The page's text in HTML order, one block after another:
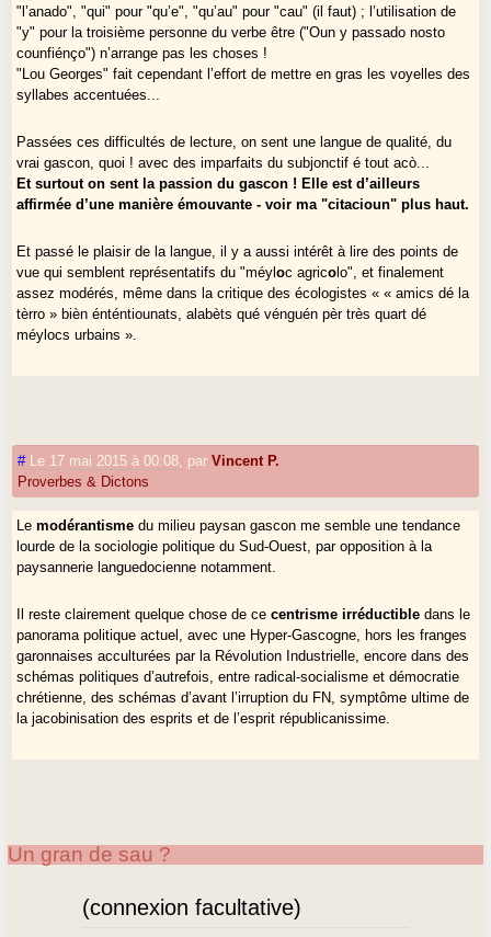
"l’anado", "qui" pour "qu’e", "qu’au" pour "cau" (il faut) ; l’utilisation de
"y" pour la troisième personne du verbe être ("Oun y passado nosto
counfiénço") n’arrange pas les choses !
"Lou Georges" fait cependant l’effort de mettre en gras les voyelles des
syllabes accentuées...
Passées ces difficultés de lecture, on sent une langue de qualité, du
vrai gascon, quoi ! avec des imparfaits du subjonctif é tout acò...
Et surtout on sent la passion du gascon ! Elle est d’ailleurs
affirmée d’une manière émouvante - voir ma "citacioun" plus haut.
Et passé le plaisir de la langue, il y a aussi intérêt à lire des points de
vue qui semblent représentatifs du "méyloc agrico lo", et finalement
assez modérés, même dans la critique des écologistes « « amics dé la
tèrro » bièn énténtiounats, alabèts qué vénguén pèr très quart dé
méylocs urbains ».
# Le 17 mai 2015 à 00:08 parVincent P.
Proverbes & Dictons
Lemodérantisme du milieu paysan gascon me semble une tendance
lourde de la sociologie politique du Sud-Ouest, par opposition à la
paysannerie languedocienne notamment.
Il reste clairement quelque chose de cecentrisme irréductible dans le
panorama politique actuel, avec une Hyper-Gascogne, hors les franges
garonnaises acculturées par la Révolution Industrielle, encore dans des
schémas politiques d’autrefois, entre radical-socialisme et démocratie
chrétienne, des schémas d’avant l’irruption du FN, symptôme ultime de
la jacobinisation des esprits et de l’esprit républicanissime.
Un gran de sau ?
(connexion facultative)